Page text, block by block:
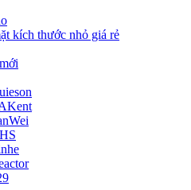
kích thước nhỏ giá rẻ